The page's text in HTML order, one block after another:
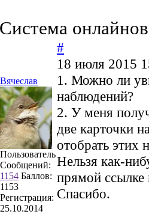
Cистема
Вячеслав
Пользователь
Сообщений:
1154 Баллов:
1153
Регистрация:
25.10.2014
#
18 июля 2015
1. Можно ли
наблюдений?
2. У меня
две карточки
отобрать этих
Нельзя как-
прямой ссылке
Спасибо.